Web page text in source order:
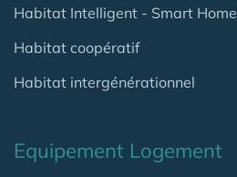
Habitat Intelligent - Smart Home
Habitat coopératif
Habitat intergénérationnel
Equipement Logement